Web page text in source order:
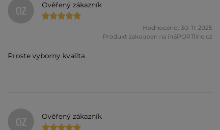
OZ Ověřený zákazník
Hodnoceno: 30. 11. 2025
Produkt zakoupen na inSPORTline.cz
Proste vyborny kvalita
OZ Ověřený zákazník